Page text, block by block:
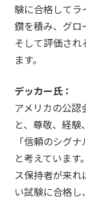
験に合格してラ
鑽を積み、グロ
そして評価さ
ます。
デッカー氏：
アメリカの公認
と、尊敬、経
「信頼のシグ
と考えていま
ス保持者が来
い試験に合格